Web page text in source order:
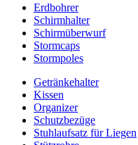
Erdbohrer
Schirmhalter
Schirmüberwurf
Stormcaps
Stormpoles
Getränkehalter
Kissen
Organizer
Schutzbezüge
Stuhlaufsatz für Liegen